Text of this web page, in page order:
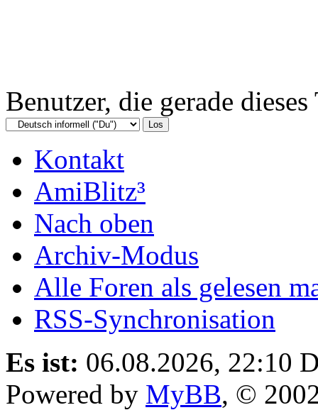
Benutzer, die gerade
Kontakt
AmiBlitz³
Nach oben
Archiv-Modus
Alle Foren als gelesen
RSS-Synchronisation
Es ist: 06.08.2026, 22:10
Powered by MyBB, ©